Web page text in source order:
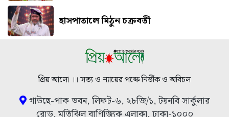
হাসপাতালে মিঠুন চক্রবর্তী
প্রিয় আলো ।। সত্য ও ন্যায়ের পক্ষে নির্ভীক ও অবিচল
গাউছে-পাক ভবন, লিফট-৬, ২৮জি/১, টয়নবি সার্কুলার